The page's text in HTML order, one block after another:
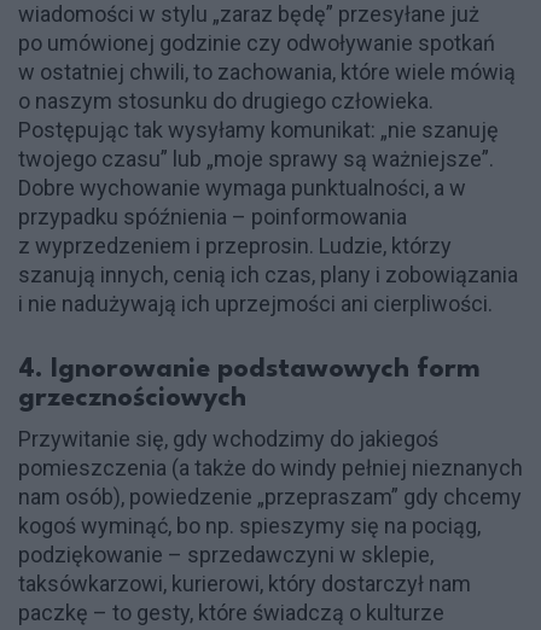
wiadomości w stylu „zaraz będę” przesyłane już
po umówionej godzinie czy odwoływanie spotkań
w ostatniej chwili, to zachowania, które wiele mówią
o naszym stosunku do drugiego człowieka.
Postępując tak wysyłamy komunikat: „nie szanuję
twojego czasu” lub „moje sprawy są ważniejsze”.
Dobre wychowanie wymaga punktualności, a w
przypadku spóźnienia – poinformowania
z wyprzedzeniem i przeprosin. Ludzie, którzy
szanują innych, cenią ich czas, plany i zobowiązania
i nie nadużywają ich uprzejmości ani cierpliwości.
4. Ignorowanie podstawowych form
grzecznościowych
Przywitanie się, gdy wchodzimy do jakiegoś
pomieszczenia (a także do windy pełniej nieznanych
nam osób), powiedzenie „przepraszam” gdy chcemy
kogoś wyminąć, bo np. spieszymy się na pociąg,
podziękowanie – sprzedawczyni w sklepie,
taksówkarzowi, kurierowi, który dostarczył nam
paczkę – to gesty, które świadczą o kulturze